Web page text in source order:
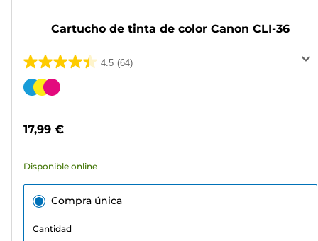
Cartucho de tinta de color Canon CLI-36
4.5 (64)
4.5
de
64
Cartucho
17,99 €
Disponible online
Compra única
Cantidad